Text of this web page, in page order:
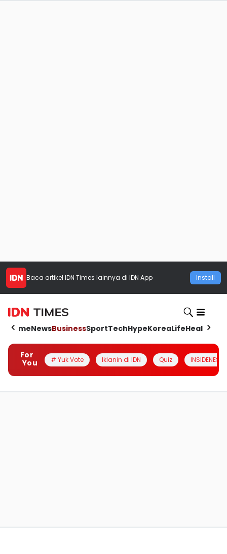
Baca artikel IDN Times lainnya di IDN App Install
HomeNewsBusinessSportTechHypeKoreaLifeHealth
For
You
# Yuk Vote Iklanin di IDN Quiz INSIDENESIA